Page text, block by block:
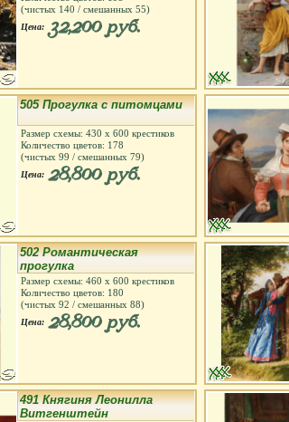
(чистых 140 / смешанных 55)
Цена: 32,200 руб.
505 Прогулка с питомцами
Размер схемы: 430 х 600 крестиков
Количество цветов: 178
(чистых 99 / смешанных 79)
Цена: 28,800 руб.
502 Романтическая
прогулка
Размер схемы: 460 х 600 крестиков
Количество цветов: 180
(чистых 92 / смешанных 88)
Цена: 28,800 руб.
491 Княгиня Леонилла
Витгенштейн